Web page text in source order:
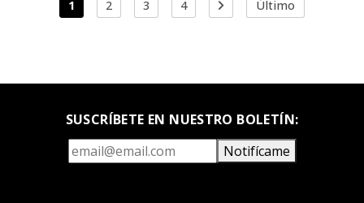
1 2 3 4 Último
SUSCRÍBETE EN NUESTRO BOLETÍN:
Notifícame